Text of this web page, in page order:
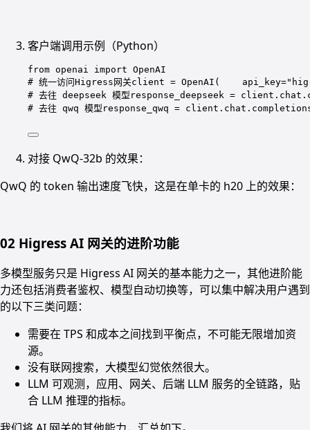
客户端调用示例（Python）
from openai import OpenAI
# 统一访问Higress网关client = OpenAI(
# 去往 deepseek 模型response_deepseek =
# 去往 qwq 模型response_qwq =
对接 QwQ-32b 的效果：
QwQ 的 token 输出速度飞快，这是在单卡的 h20 上的效果：
02 Higress AI 网关的进阶功能
多模型服务只是 Higress AI 网关的基本能力之一，其他进阶能
力还包括消费者鉴权、模型自动切换等，可以集中解决用户遇到
的以下三类问题：
需要在 TPS 和成本之间找到平衡点，不可能无限增加资
源。
没有联网搜索，大模型幻觉依然很大。
LLM 可观测，应用、网关、后端 LLM 服务的全链路，贴
合 LLM 推理的指标。